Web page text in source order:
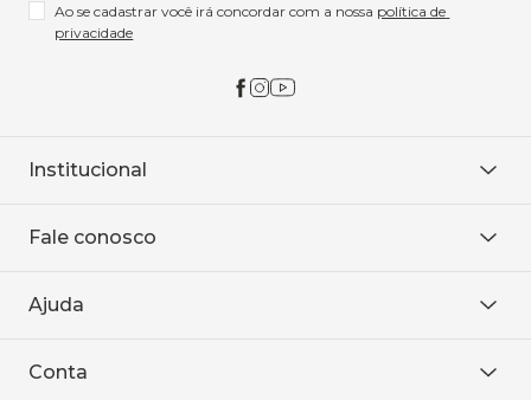
Ao se cadastrar você irá concordar com a nossa política de
privacidade
Institucional
Onde encontrar
Baixe o APP
Fale conosco
WhatsApp
Ajuda
Política de entrega
Conta